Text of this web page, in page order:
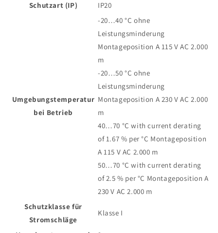
Schutzart (IP)
IP20
Umgebungstemperatur
bei Betrieb
-20…40 °C ohne
Leistungsminderung
Montageposition A 115 V AC 2.000
m
-20…50 °C ohne
Leistungsminderung
Montageposition A 230 V AC 2.000
m
40…70 °C with current derating
of 1.67 % per °C Montageposition
A 115 V AC 2.000 m
50…70 °C with current derating
of 2.5 % per °C Montageposition A
230 V AC 2.000 m
Schutzklasse für
Stromschläge
Klasse I